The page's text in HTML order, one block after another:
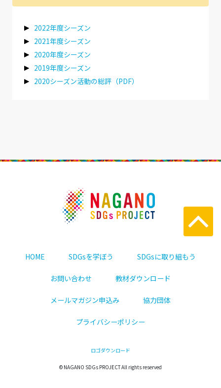
2022年度シーズン
2021年度シーズン
2020年度シーズン
2019年度シーズン
2020シーズン活動の総評（PDF）
HOME SDGsを学ぼう SDGsに取り組もう
お問い合わせ 教材ダウンロード
メールマガジン申込み 協力団体
プライバシーポリシー
ロゴダウンロード
© NAGANO SDGs PROJECT All rights reserved